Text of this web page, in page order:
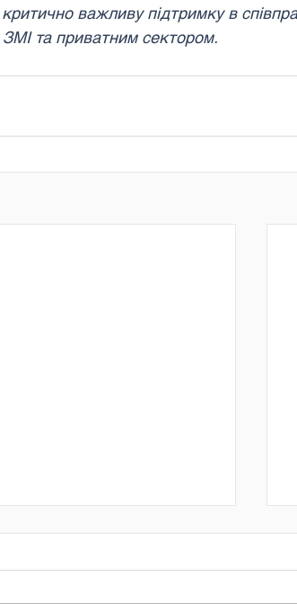
важливу підтримку в
та приватним сектором.